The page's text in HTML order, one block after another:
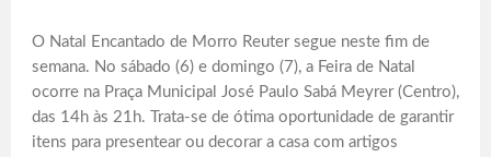
O Natal Encantado de Morro Reuter segue neste fim de
semana. No sábado (6) e domingo (7), a Feira de Natal
ocorre na Praça Municipal José Paulo Sabá Meyrer (Centro),
das 14h às 21h. Trata-se de ótima oportunidade de garantir
itens para presentear ou decorar a casa com artigos